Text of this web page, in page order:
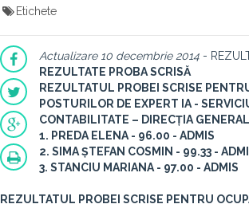
Etichete
Actualizare 10 decembrie 2014 -
REZULTATE PROBA SCRISĂ
REZULTATUL PROBEI SCRISE
POSTURILOR DE EXPERT IA -
CONTABILITATE – DIRECȚIA
1. PREDA ELENA - 96.00 - ADMIS
2. SIMA ȘTEFAN COSMIN - 99.33 -
3. STANCIU MARIANA - 97.00 - ADMIS
REZULTATUL PROBEI SCRISE PENTRU